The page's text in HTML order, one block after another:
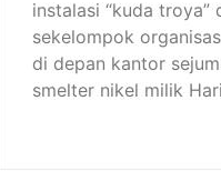
instalasi “kuda troya”
sekelompok
di depan kantor
smelter nikel milik